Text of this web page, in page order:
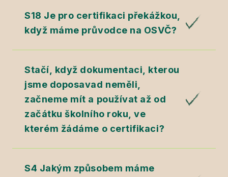
S18 Je pro certifikaci překážkou,
když máme průvodce na OSVČ?
Stačí, když dokumentaci, kterou
jsme doposavad neměli,
začneme mít a používat až od
začátku školního roku, ve
kterém žádáme o certifikaci?
S4 Jakým způsobem máme